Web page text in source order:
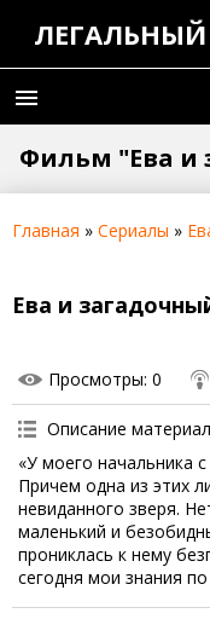
menu
Фильм "Ева и
Главная » Сериалы »
Ева и
Просмотры: 0
Описание
«У моего начальника
Причем одна из этих
невиданного зверя.
маленький и
прониклась к нему
сегодня мои знания